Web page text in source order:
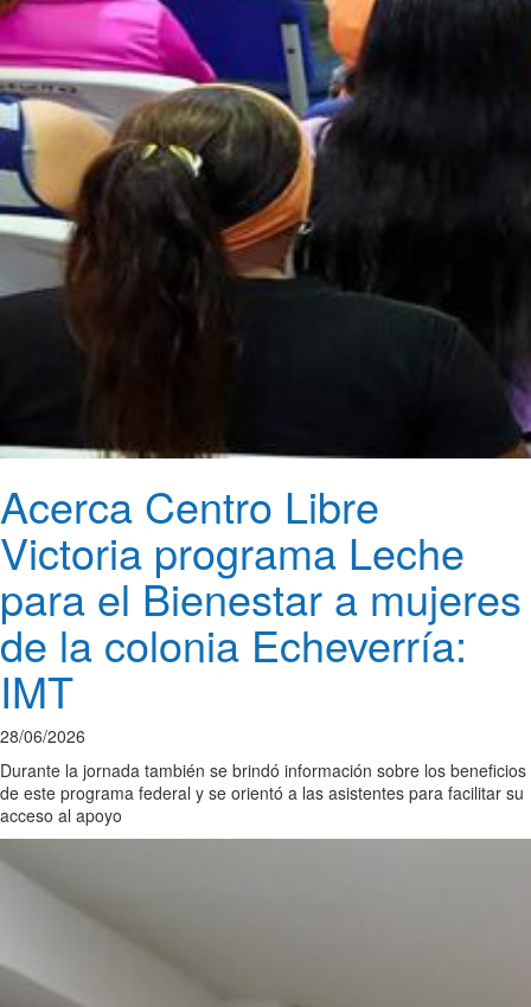
Acerca Centro Libre
Victoria programa Leche
para el Bienestar a mujeres
de la colonia Echeverría:
IMT
28/06/2026
Durante la jornada también se brindó información sobre los beneficios
de este programa federal y se orientó a las asistentes para facilitar su
acceso al apoyo